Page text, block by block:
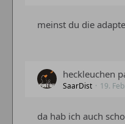
meinst du die
heckleuchen
SaarDist 19.
da hab ich auch